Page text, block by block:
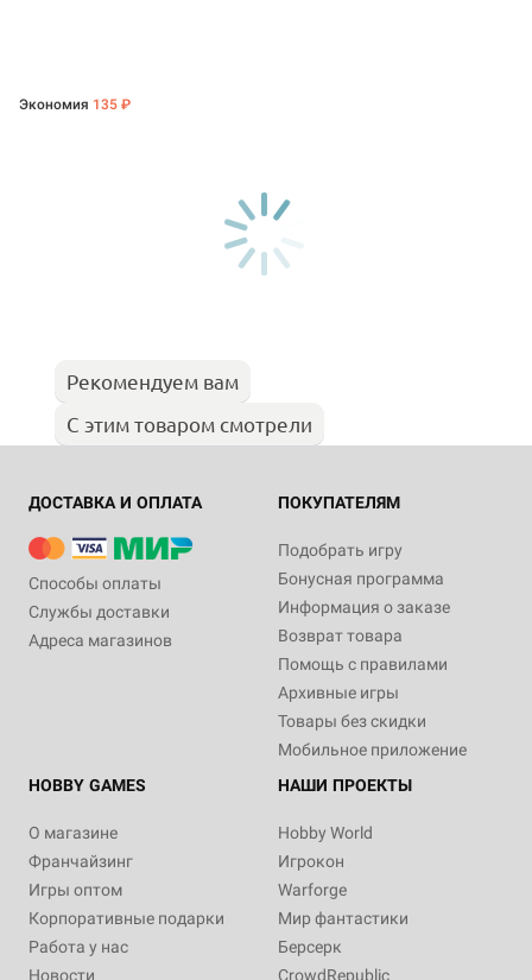
Экономия 135 ₽
Рекомендуем вам
С этим товаром смотрели
ДОСТАВКА И ОПЛАТА
Способы оплаты
Службы доставки
Адреса магазинов
ПОКУПАТЕЛЯМ
Подобрать игру
Бонусная программа
Информация о заказе
Возврат товара
Помощь с правилами
Архивные игры
Товары без скидки
Мобильное приложение
HOBBY GAMES
О магазине
Франчайзинг
Игры оптом
Корпоративные подарки
Работа у нас
Новости
НАШИ ПРОЕКТЫ
Hobby World
Игрокон
Warforge
Мир фантастики
Берсерк
CrowdRepublic